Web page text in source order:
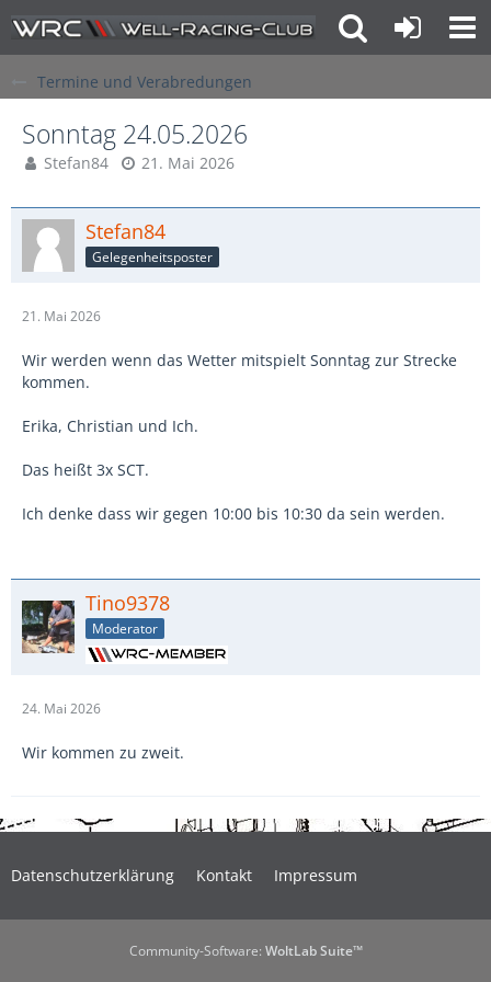
Termine und Verabredungen
Sonntag 24.05.2026
Stefan84 21. Mai 2026
Stefan84
Gelegenheitsposter
21. Mai 2026
Wir werden wenn das Wetter mitspielt Sonntag zur Strecke
kommen.
Erika, Christian und Ich.
Das heißt 3x SCT.
Ich denke dass wir gegen 10:00 bis 10:30 da sein werden.
Tino9378
Moderator
24. Mai 2026
Wir kommen zu zweit.
Datenschutzerklärung Kontakt Impressum
Community-Software: WoltLab Suite™